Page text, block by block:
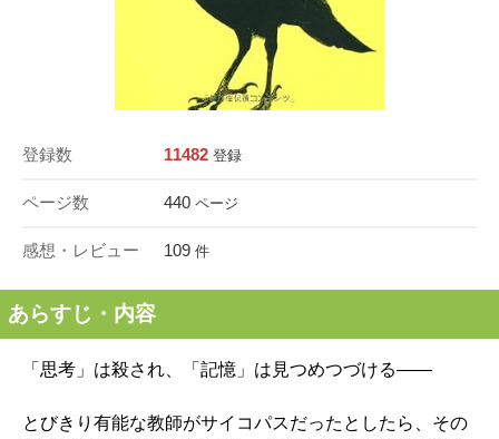
登録数 11482 登録
ページ数 440 ページ
感想・レビュー 109 件
あらすじ・内容
「思考」は殺され、「記憶」は見つめつづける——
とびきり有能な教師がサイコパスだったとしたら、その